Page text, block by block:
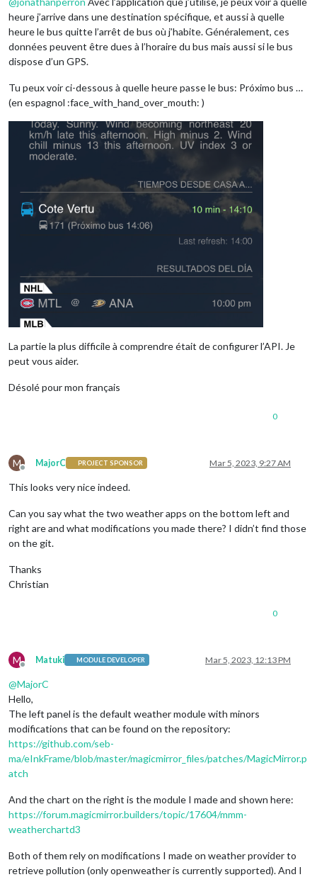
heure j’arrive dans une destination spécifique, et aussi à quelle
heure le bus quitte l’arrêt de bus où j’habite. Généralement, ces
données peuvent être dues à l’horaire du bus mais aussi si le bus
dispose d’un GPS.
Tu peux voir ci-dessous à quelle heure passe le bus: Próximo bus …
(en espagnol :face_with_hand_over_mouth: )
La partie la plus difficile à comprendre était de configurer l’API. Je
peut vous aider.
Désolé pour mon français
0
M
Offline
MajorC PROJECT SPONSOR Mar 5, 2023, 9:27 AM
This looks very nice indeed.
Can you say what the two weather apps on the bottom left and
right are and what modifications you made there? I didn’t find those
on the git.
Thanks
Christian
0
M
Offline
Matuki MODULE DEVELOPER Mar 5, 2023, 12:13 PM
@MajorC
Hello,
The left panel is the default weather module with minors
modifications that can be found on the repository:
https://github.com/seb-
ma/eInkFrame/blob/master/magicmirror_files/patches/MagicMirror.p
atch
And the chart on the right is the module I made and shown here:
https://forum.magicmirror.builders/topic/17604/mmm-
weatherchartd3
Both of them rely on modifications I made on weather provider to
retrieve pollution (only openweather is currently supported). And I